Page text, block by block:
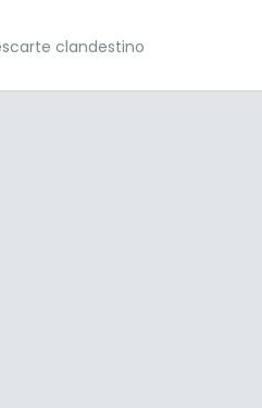
clandestino